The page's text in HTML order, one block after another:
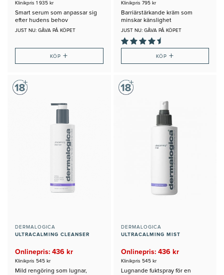
Klinikpris 1 935 kr
Smart serum som anpassar sig
efter hudens behov
JUST NU: GÅVA PÅ KÖPET
KÖP+
Klinikpris 795 kr
Barriärstärkande kräm som
minskar känslighet
JUST NU: GÅVA PÅ KÖPET
KÖP +
DERMALOGICA
ULTRACALMING CLEANSER
Onlinepris: 436 kr
Klinikpris 545 kr
Mild rengöring som lugnar,
DERMALOGICA
ULTRACALMING MIST
Onlinepris: 436 kr
Klinikpris 545 kr
Lugnande fuktspray för en